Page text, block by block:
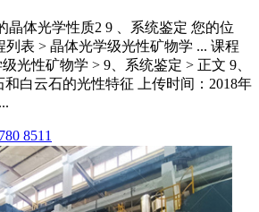
晶体光学性质2 9 、系统鉴定 您的位
列表 > 晶体光学级光性矿物学 ... 课程
光性矿物学 > 9、系统鉴定 > 正文 9、
和白云石的光性特征 上传时间：2018年
8511